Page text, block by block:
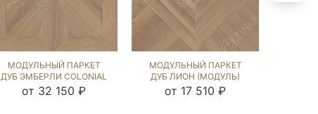
МОДУЛЬНЫЙ ПАРКЕТ
ДУБ ЭМБЕРЛИ COLONIAL
STYLE (BRUSHED) 120169
от 32 150 ₽
МОДУЛЬНЫЙ ПАРКЕТ
ДУБ ЛИОН (МОДУЛЬ)
COLONIAL STYLE
(BRUSHED) 124654
от 17 510 ₽